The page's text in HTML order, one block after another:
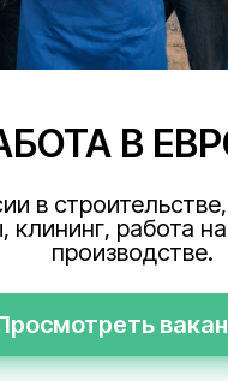
В
в
клининг, работа
производстве.